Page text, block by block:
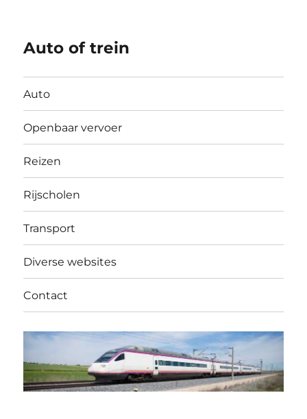
Auto of trein
Auto
Openbaar vervoer
Reizen
Rijscholen
Transport
Diverse websites
Contact